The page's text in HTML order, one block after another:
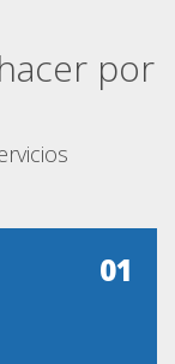
por
01